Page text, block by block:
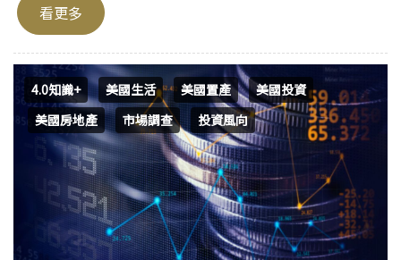
看更多
4.0知識+ 美國生活 美國置產
美國投資
美國房地產
市場調查 投資風向